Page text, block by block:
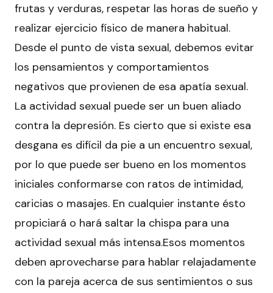
frutas y verduras, respetar las horas de sueño y
realizar ejercicio físico de manera habitual.
Desde el punto de vista sexual, debemos evitar
los pensamientos y comportamientos
negativos que provienen de esa apatía sexual.
La actividad sexual puede ser un buen aliado
contra la depresión. Es cierto que si existe esa
desgana es difícil da pie a un encuentro sexual,
por lo que puede ser bueno en los momentos
iniciales conformarse con ratos de intimidad,
caricias o masajes. En cualquier instante ésto
propiciará o hará saltar la chispa para una
actividad sexual más intensa.Esos momentos
deben aprovecharse para hablar relajadamente
con la pareja acerca de sus sentimientos o sus